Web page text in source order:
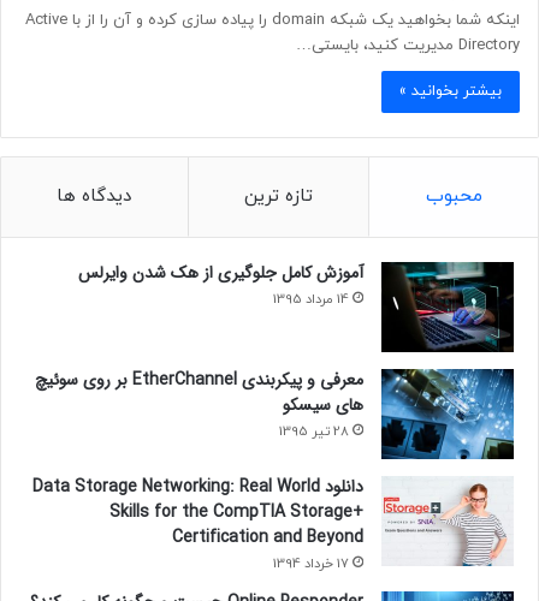
اینکه شما بخواهید یک شبکه domain را پیاده سازی کرده و آن را از با Active
Directory مدیریت کنید، بایستی…
بیشتر بخوانید »
محبوب تازه ترین دیدگاه ها
آموزش کامل جلوگیری از هک شدن وایرلس
14 مرداد 1395
معرفی و پیکربندی EtherChannel بر روی سوئیچ
های سیسکو
28 تیر 1395
دانلود Data Storage Networking: Real World
Skills for the CompTIA Storage+
Certification and Beyond
17 خرداد 1394